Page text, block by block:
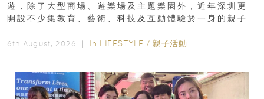
遊，除了大型商場、遊樂場及主題樂園外，近年深圳更
開設不少集教育、藝術、科技及互動體驗於一身的親子
6th August, 2026 ｜ In LIFESTYLE / 親子活動